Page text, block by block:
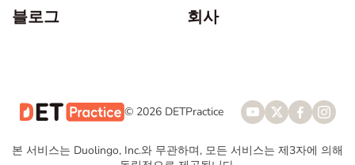
블로그 회사
© 2026 DETPractice
본 서비스는 Duolingo, Inc.와 무관하며, 모든 서비스는 제3자에 의해